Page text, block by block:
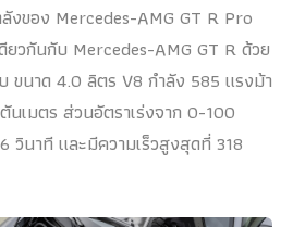
งของ Mercedes-AMG GT R Pro
วกันกับ Mercedes-AMG GT R ด้วย
ขนาด 4.0 ลิตร V8 กำลัง 585 แรงม้า
เมตร ส่วนอัตราเร่งจาก 0-100
วินาที และมีความเร็วสูงสุดที่ 318